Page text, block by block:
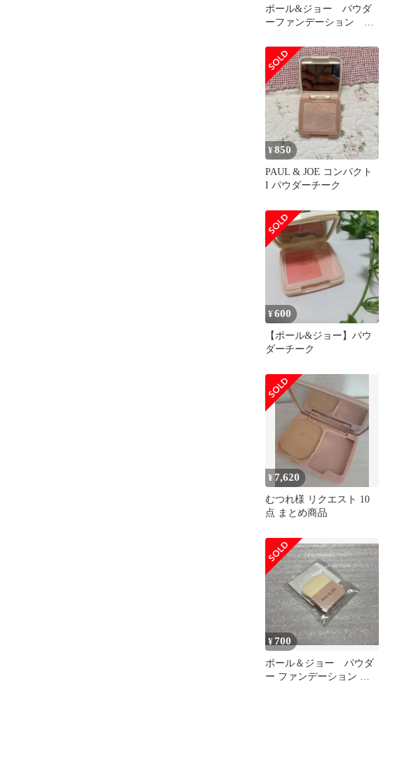
ポール&ジョー パウダ
ーファンデーション コ
¥850
PAUL & JOE コンパクト
I パウダーチーク
¥600
【ポール&ジョー】パウ
ダーチーク
¥ 7,620
むつれ様 リクエスト 10
点 まとめ商品
¥700
ポール＆ジョー パウダ
ー ファンデーション ブ